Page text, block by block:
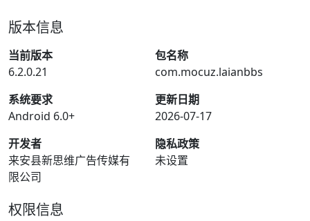
版本信息
当前版本
6.2.0.21
包名称
com.mocuz.laianbbs
系统要求
Android 6.0+
更新日期
2026-07-17
开发者
来安县新思维广告传媒有
限公司
隐私政策
未设置
权限信息